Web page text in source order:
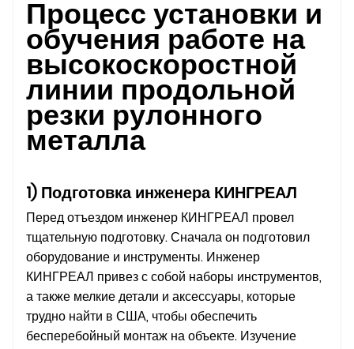
Процесс установки и
обучения работе на
высокоскоростной
линии продольной
резки рулонного
металла
1) Подготовка инженера КИНГРЕАЛ
Перед отъездом инженер КИНГРЕАЛ провел
тщательную подготовку. Сначала он подготовил
оборудование и инструменты. Инженер
КИНГРЕАЛ привез с собой наборы инструментов,
а также мелкие детали и аксессуары, которые
трудно найти в США, чтобы обеспечить
бесперебойный монтаж на объекте. Изучение